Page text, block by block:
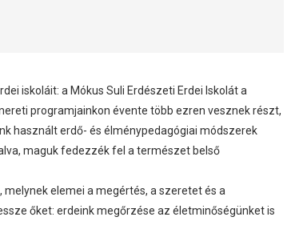
iskoláit: a Mókus Suli Erdészeti Erdei Iskolát a
programjainkon évente több ezren vesznek részt,
használt erdő- és élménypedagógiai módszerek
maguk fedezzék fel a természet belső
melynek elemei a megértés, a szeretet és a
őket: erdeink megőrzése az életminőségünket is